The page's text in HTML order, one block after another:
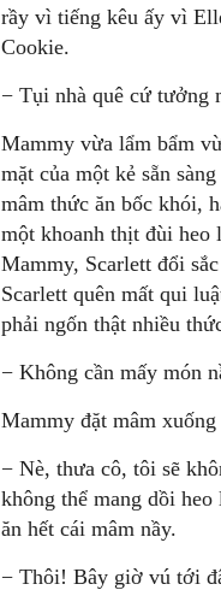
rầy vì tiếng kêu ấy vì
Cookie.
− Tụi nhà quê cứ tưởng
Mammy vừa lẩm bẩm
mặt của một kẻ sẵn
mâm thức ăn bốc khói,
một khoanh thịt đùi heo
Mammy, Scarlett đổi
Scarlett quên mất qui
phải ngốn thật nhiều
− Không cần mấy món
Mammy đặt mâm
− Nè, thưa cô, tôi sẽ
không thể mang dồi
ăn hết cái mâm nầy.
− Thôi! Bây giờ vú tới